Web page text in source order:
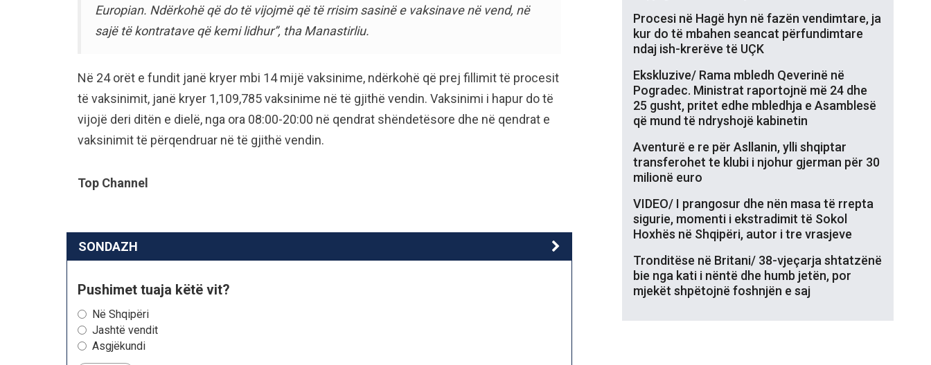
Europian. Ndërkohë që do të vijojmë që të rrisim sasinë e vaksinave në vend, në
sajë të kontratave që kemi lidhur”, tha Manastirliu.
Në 24 orët e fundit janë kryer mbi 14 mijë vaksinime, ndërkohë që prej fillimit të procesit
të vaksinimit, janë kryer 1,109,785 vaksinime në të gjithë vendin. Vaksinimi i hapur do të
vijojë deri ditën e dielë, nga ora 08:00-20:00 në qendrat shëndetësore dhe në qendrat e
vaksinimit të përqendruar në të gjithë vendin.
Top Channel
SONDAZH
Pushimet tuaja këtë vit?
Në Shqipëri
Jashtë vendit
Asgjëkundi
Procesi në Hagë hyn në fazën vendimtare, ja
kur do të mbahen seancat përfundimtare
ndaj ish-krerëve të UÇK
Ekskluzive/ Rama mbledh Qeverinë në
Pogradec. Ministrat raportojnë më 24 dhe
25 gusht, pritet edhe mbledhja e Asamblesë
që mund të ndryshojë kabinetin
Aventurë e re për Asllanin, ylli shqiptar
transferohet te klubi i njohur gjerman për 30
milionë euro
VIDEO/ I prangosur dhe nën masa të rrepta
sigurie, momenti i ekstradimit të Sokol
Hoxhës në Shqipëri, autor i tre vrasjeve
Tronditëse në Britani/ 38-vjeçarja shtatzënë
bie nga kati i nëntë dhe humb jetën, por
mjekët shpëtojnë foshnjën e saj